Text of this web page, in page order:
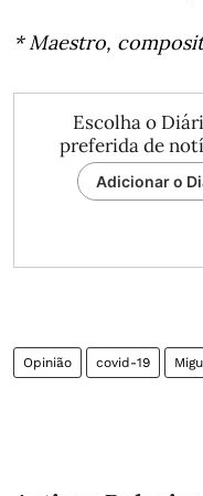
* Maestro,
Escolha o
preferida de
Adicionar o
Opinião covid-19